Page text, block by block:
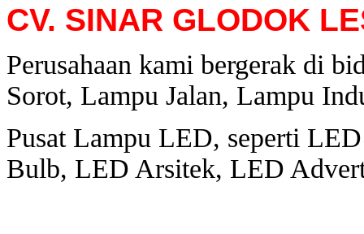
CV. SINAR GLODOK
Perusahaan kami bergerak di
Sorot, Lampu Jalan, Lampu
Pusat Lampu LED, seperti
Bulb, LED Arsitek, LED